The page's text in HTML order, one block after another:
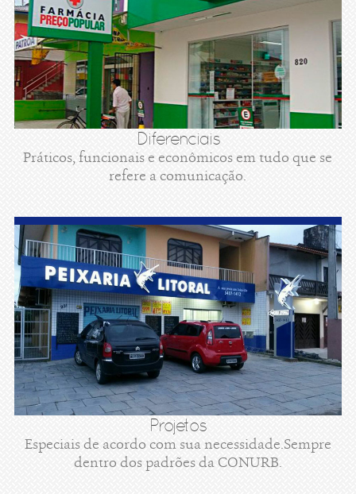
Diferenciais
Práticos, funcionais e econômicos em tudo que se
refere a comunicação.
Projetos
Especiais de acordo com sua necessidade.Sempre
dentro dos padrões da CONURB.